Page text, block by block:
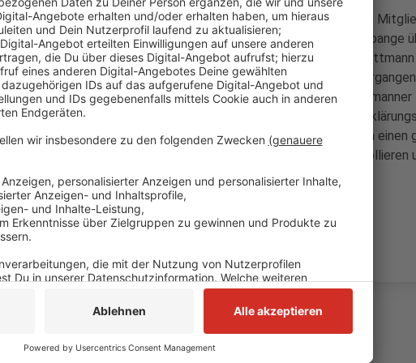
Die "Friedensfedern" befänden sich zwar noch in der Gründung, die
Stadt Mettmann aber die Fütterung der Tiere an der Seibelquerspange
hat das der Verein "Stadttauben" gemacht, mit dem die Stadt
bereits zusammenarbeitet. An der Seibelquerspange ist in den
Futterplatz für rund 350 Tauben entstanden, die so aus der
werden konnten. Außerdem plant der Verein "Friedensfedern"
Tauben, etwa an Schulen. Die Stadt Mettmann sucht zudem noch einen
einen Taubenschlag, um die Population in der Stadt besser kontrollieren
können.
Anzeige